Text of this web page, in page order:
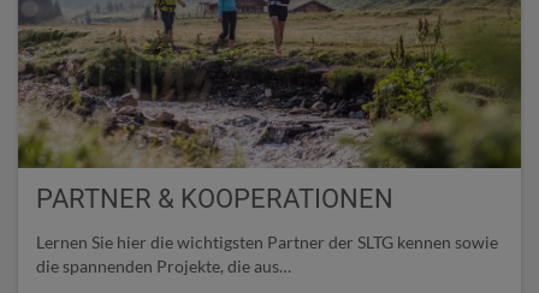
PARTNER & KOOPERATIONEN
Lernen Sie hier die wichtigsten Partner der SLTG kennen sowie
die spannenden Projekte, die aus…